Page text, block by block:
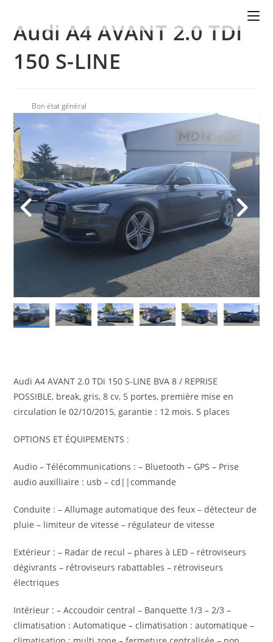
Audi A4 AVANT 2.0 TDI
150 S-LINE
Bon état général
Audi A4 AVANT 2.0 TDi 150 S-LINE BVA 8 / REPRISE
POSSIBLE, break, gris, 8 cv, 5 portes, première mise en
circulation le 02/10/2015, garantie : 12 mois. 5 places
OPTIONS ET ÉQUIPEMENTS :
Audio – Télécommunications : – Bluetooth – GPS – Prise
audio auxilliaire : usb – cd||commande
Conduite : – Allumage automatique des feux – détecteur de
pluie – limiteur de vitesse – régulateur de vitesse
Extérieur : – Radar de recul – phares à LED – rétroviseurs
dégivrants – rétroviseurs rabattables – rétroviseurs
électriques
Intérieur : – Accoudoir central – Banquette 1/3 – 2/3 –
climatisation : Automatique – climatisation : automatique –